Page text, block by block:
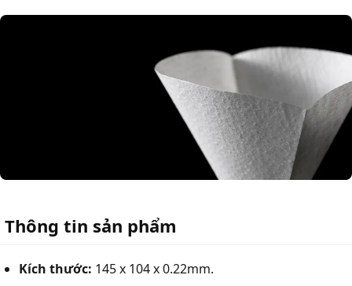
Thông tin sản phẩm
Kích thước: 145 x 104 x 0.22mm.